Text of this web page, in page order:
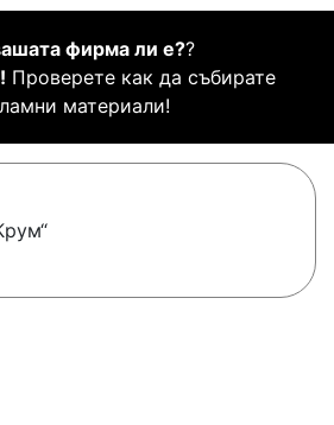
фирма ли е??
Проверете как да събирате
материали!